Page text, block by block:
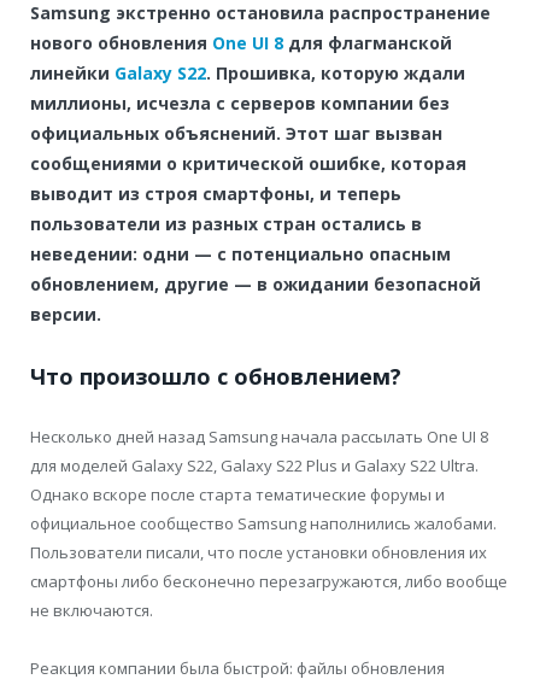
Samsung экстренно остановила распространение
нового обновления One UI 8 для флагманской
линейки Galaxy S22. Прошивка, которую ждали
миллионы, исчезла с серверов компании без
официальных объяснений. Этот шаг вызван
сообщениями о критической ошибке, которая
выводит из строя смартфоны, и теперь
пользователи из разных стран остались в
неведении: одни — с потенциально опасным
обновлением, другие — в ожидании безопасной
версии.
Что произошло с обновлением?
Несколько дней назад Samsung начала рассылать One UI 8
для моделей Galaxy S22, Galaxy S22 Plus и Galaxy S22 Ultra.
Однако вскоре после старта тематические форумы и
официальное сообщество Samsung наполнились жалобами.
Пользователи писали, что после установки обновления их
смартфоны либо бесконечно перезагружаются, либо вообще
не включаются.
Реакция компании была быстрой: файлы обновления